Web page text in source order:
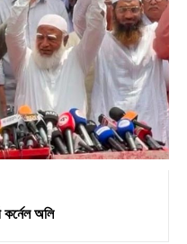
কর্নেল অলি